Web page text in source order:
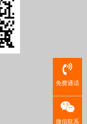
免费通话
微信联系